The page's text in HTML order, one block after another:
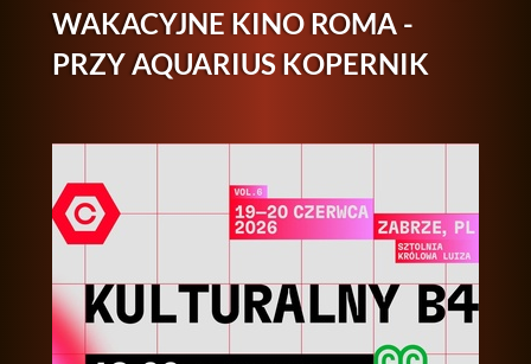
WAKACYJNE KINO ROMA -
PRZY AQUARIUS KOPERNIK